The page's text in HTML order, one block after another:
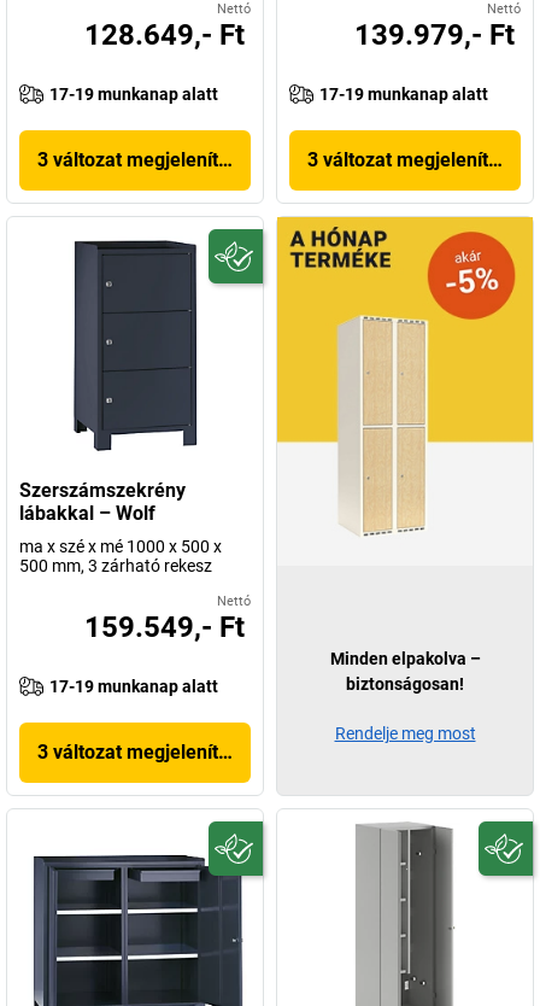
Nettó
128.649,- Ft
17-19 munkanap alatt
3 változat megjelenítése
Nettó
139.979,- Ft
17-19 munkanap alatt
3 változat megjelenítése
Szerszámszekrény
lábakkal – Wolf
ma x szé x mé 1000 x 500 x
500 mm, 3 zárható rekesz
Nettó
159.549,- Ft
17-19 munkanap alatt
3 változat megjelenítése
Minden elpakolva –
biztonságosan!
Rendelje meg most